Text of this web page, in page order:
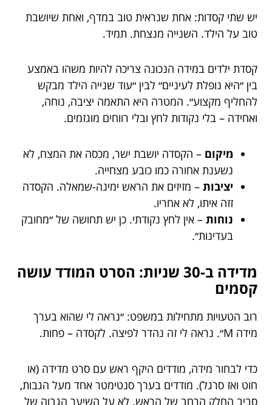
יש שתי קסדות: אחת שנראית טוב במדף, ואחת שיושבת
טוב על הילד. השנייה מנצחת. תמיד.
קסדת ילדים במידה הנכונה צריכה להיות משהו באמצע
בין ״היא נופלת לעיניים״ לבין ״עוד שנייה הילד מבקש
להחליף מקצוע״. המטרה היא התאמה יציבה, נוחה,
ואחידה – בלי נקודות לחץ ובלי רווחים מוגזמים.
מיקום – הקסדה יושבת ישר, מכסה את המצח, לא
נשענת אחורה כמו כובע מצחייה.
יציבות – מזיזים את הראש ימינה-שמאלה. הקסדה
זזה איתו, לא אחריו.
נוחות – אין לחץ נקודתי. כן יש תחושה של ״מחובק
בעדינות״.
מדידה ב-30 שניות: הסרט המודד עושה
קסמים
רוב הטעויות מתחילות במשפט: ״נראה לי שהוא בערך
מידה M״. נראה לי זה נהדר לפיצה. לקסדה – פחות.
כדי לבחור מידה, מודדים היקף ראש עם סרט מדידה (או
חוט ואז סרגל). מודדים בערך סנטימטר אחד מעל הגבות,
סביב החלק הרחב של הראש. לא על השיער הגבוה של